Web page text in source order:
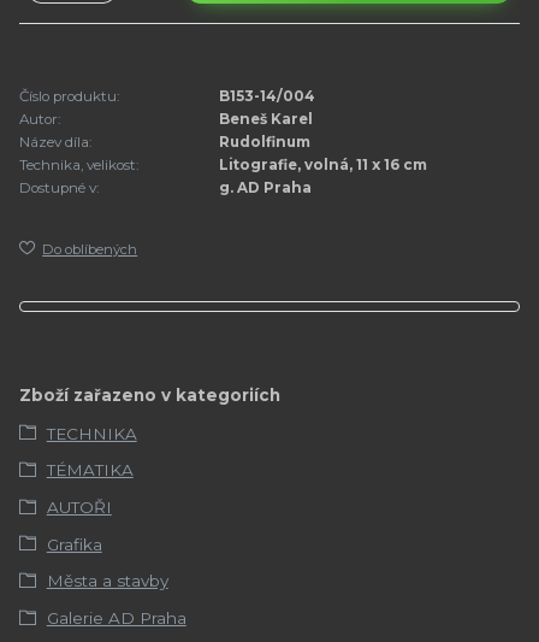
Číslo produktu:
B153-14/004
Autor:
Beneš Karel
Název díla:
Rudolfinum
Technika, velikost:
Litografie, volná, 11 x 16 cm
Dostupné v:
g. AD Praha
Do oblíbených
Zboží zařazeno v kategoriích
TECHNIKA
TÉMATIKA
AUTOŘI
Grafika
Města a stavby
Galerie AD Praha